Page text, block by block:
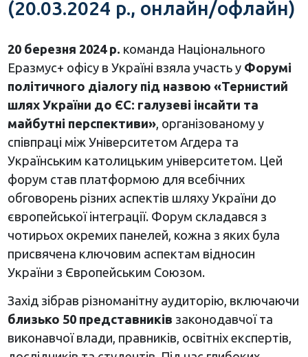
(20.03.2024 р., онлайн/офлайн)
20 березня 2024 р. команда Національного
Еразмус+ офісу в Україні взяла участь у Форумі
політичного діалогу під назвою «Тернистий
шлях України до ЄС: галузеві інсайти та
майбутні перспективи», організованому у
співпраці між Університетом Агдера та
Українським католицьким університетом. Цей
форум став платформою для всебічних
обговорень різних аспектів шляху України до
європейської інтеграції. Форум складався з
чотирьох окремих панелей, кожна з яких була
присвячена ключовим аспектам відносин
України з Європейським Союзом.
Захід зібрав різноманітну аудиторію, включаючи
близько 50 представників законодавчої та
виконавчої влади, правників, освітніх експертів,